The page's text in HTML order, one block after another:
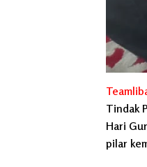
Tindak
Hari
pilar